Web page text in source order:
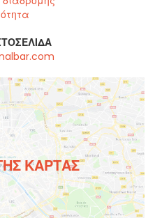
ΚΆΡΤΑΣ